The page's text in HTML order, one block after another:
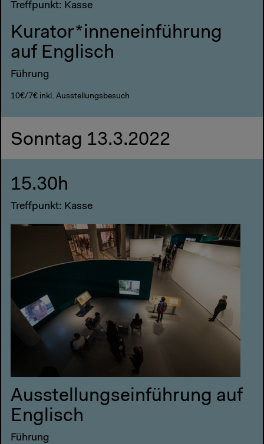
Treffpunkt: Kasse
Kurator*inneneinführung
auf Englisch
Führung
10€/7€ inkl. Ausstellungsbesuch
Sonntag 13.3.2022
15.30h
Treffpunkt: Kasse
Ausstellungseinführung auf
Englisch
Führung